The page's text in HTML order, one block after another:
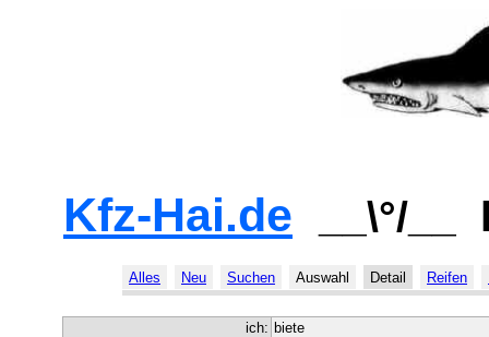
Kfz-Hai.de __\°/
Alles Neu Suchen Auswahl Detail Reifen
ich: biete